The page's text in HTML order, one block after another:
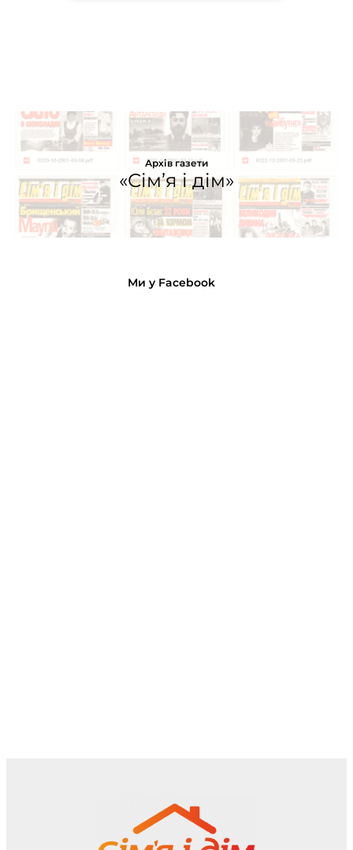
Архів газети
«Сім’я і дім»
Ми у Facebook